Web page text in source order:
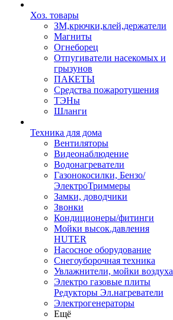
Хоз. товары
ЗМ,крючки,клей,держатели
Магниты
Огнеборец
Отпугиватели насекомых и
грызунов
ПАКЕТЫ
Средства пожаротушения
ТЭНы
Шланги
Техника для дома
Вентиляторы
Видеонаблюдение
Водонагреватели
Газонокосилки, Бензо/
ЭлектроТриммеры
Замки, доводчики
Звонки
Кондиционеры/фитинги
Мойки высок.давления
HUTER
Насосное оборудование
Снегоуборочная техника
Увлажнители, мойки воздуха
Электро газовые плиты
Редукторы Эл.нагреватели
Электрогенераторы
Ещё